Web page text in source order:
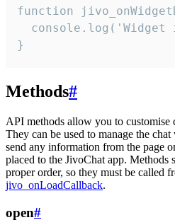
function
console.log('Widget
}
Methods#
API methods allow you to customise
They can be used to manage the
send any information from the page
placed to the JivoChat app. Methods
proper order, so they must be called
jivo_onLoadCallback.
open#